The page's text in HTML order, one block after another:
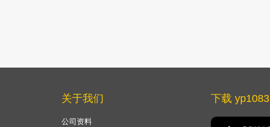
关于我们
公司资料
下载 yp1083